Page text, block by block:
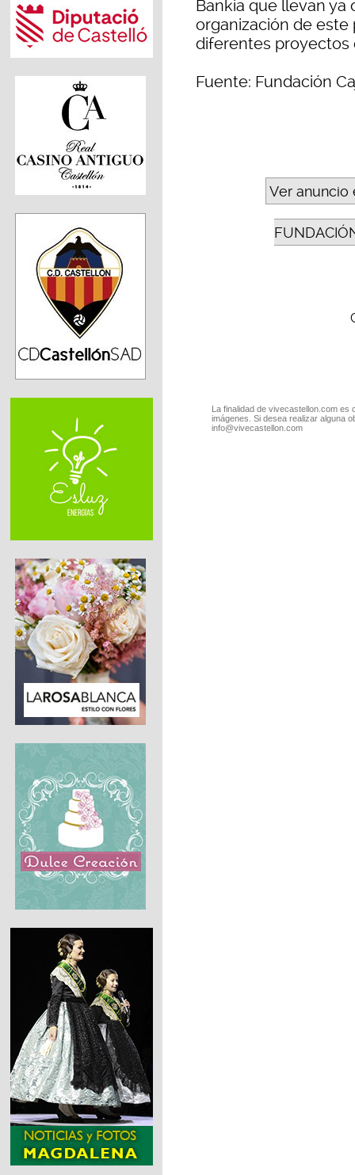
Bankia que llevan
organización de
diferentes proyectos
Fuente: Fundación
Ver anuncio
La finalidad de vivecastellon.com
imágenes. Si desea realizar alguna
info@vivecastellon.com